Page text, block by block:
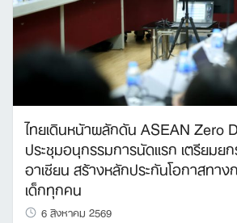
ไทยเดินหน้าผลักดัน ASEAN Zero
ประชุมอนุกรรมการนัดแรก เตรียม
อาเซียน สร้างหลักประกันโอกาสทา
เด็กทุกคน
6 สิงหาคม 2569